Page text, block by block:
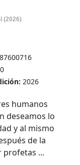
(2026)
2026
humanos
deseamos lo
y al mismo
de la
profetas ...